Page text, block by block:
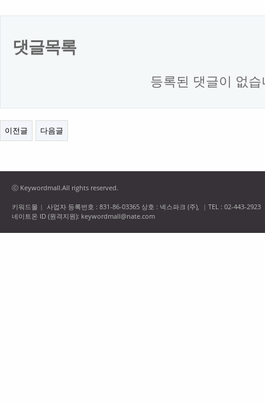
댓글목록
등록된 댓글이 없
이전글 다음글
ⓒ Keywordmall.All rights reserved.
키워드몰 | 사업자 등록번호 : 831-86-03365 상호 : 넥스파크 (주), | TEL : 02-443-2923
네이트온 ID (원격지원): keywordmall@nate.com